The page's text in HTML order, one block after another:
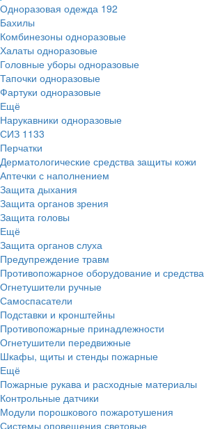
Одноразовая одежда 192
Бахилы
Комбинезоны одноразовые
Халаты одноразовые
Головные уборы одноразовые
Тапочки одноразовые
Фартуки одноразовые
Ещё
Нарукавники одноразовые
СИЗ 1133
Перчатки
Дерматологические средства защиты кожи
Аптечки с наполнением
Защита дыхания
Защита органов зрения
Защита головы
Ещё
Защита органов слуха
Предупреждение травм
Противопожарное оборудование и средства
Огнетушители ручные
Самоспасатели
Подставки и кронштейны
Противопожарные принадлежности
Огнетушители передвижные
Шкафы, щиты и стенды пожарные
Ещё
Пожарные рукава и расходные материалы
Контрольные датчики
Модули порошкового пожаротушения
Системы оповещения световые